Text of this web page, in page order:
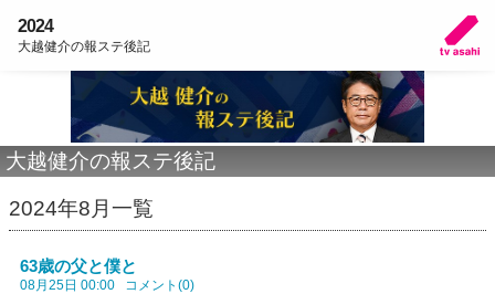
2024
大越健介の報ステ後記
大越健介の報ステ後記
2024年8月一覧
63歳の父と僕と
08月25日 00:00 コメント(0)